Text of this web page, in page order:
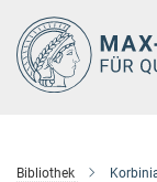
Hauptinhalt
Bibliothek